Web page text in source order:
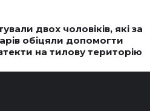
двох чоловіків, які за
обіцяли допомогти
на тилову територію